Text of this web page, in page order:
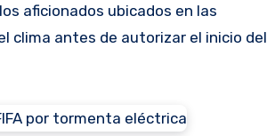
aficionados ubicados en las
clima antes de autorizar el inicio del